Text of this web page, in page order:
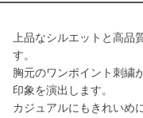
上品なシルエットと高
す。
胸元のワンポイント刺繍
印象を演出します。
カジュアルにもきれいめ